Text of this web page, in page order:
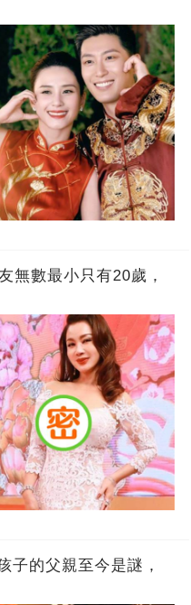
無數最小只有20歲，
子的父親至今是謎，